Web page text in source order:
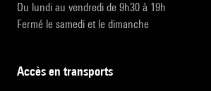
Du lundi au vendredi de 9h30 à 19h
Fermé le samedi et le dimanche
accès en transports